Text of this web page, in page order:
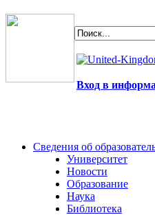
Вход в
Сведения об
Университет
Новости
Образование
Наука
Библиотека